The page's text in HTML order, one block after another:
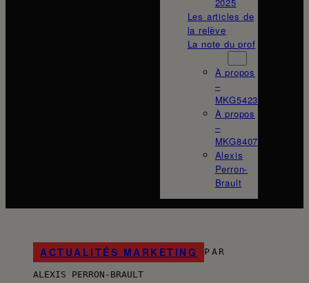
Les articles de
la relève
La note du prof
À propos
–
MKG5423
À propos
–
MKG8407
Alexis
Perron-
Brault
ACTUALITÉS MARKETING PAR
ALEXIS PERRON-BRAULT